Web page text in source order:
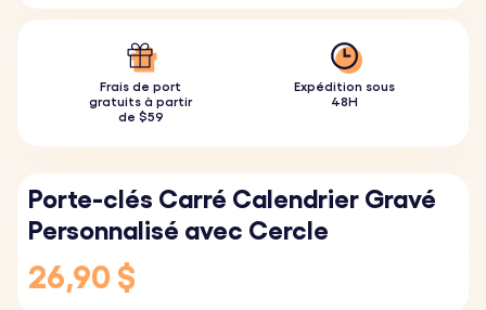
Frais de port
gratuits à partir
de $59
Expédition sous
48H
Porte-clés Carré Calendrier Gravé
Personnalisé avec Cercle
26,90 $